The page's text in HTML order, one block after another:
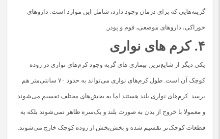
گزینه‌هایی که برای درمان وجود دارد، شامل این موارد است: داروهای
خوراکی، داروهای موضعی، فوم و پودر.
۴. کرم های نواری
یکی دیگر از شایع‌ترین بیماری های گربه وجود کرم‌های نواری در روده
کوچک آن است. طول کرم‌های نواری می‌تواند به حدود ۷۰ سانتی‌متر هم
برسد. کرم‌های نواری بلند هستند اما به بخش‌های مختلف تقسیم می‌شوند
و معمولا با خروج از بدن به صورت بلند و یک‌سره ظاهر نمی‌شوند بلکه به
قطعات کوچک‌تر تقسیم شده و بخش‌بخش از روده کوچک خارج می‌شوند.